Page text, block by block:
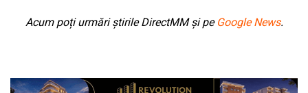
Acum poți urmări știrile DirectMM și pe Google News.